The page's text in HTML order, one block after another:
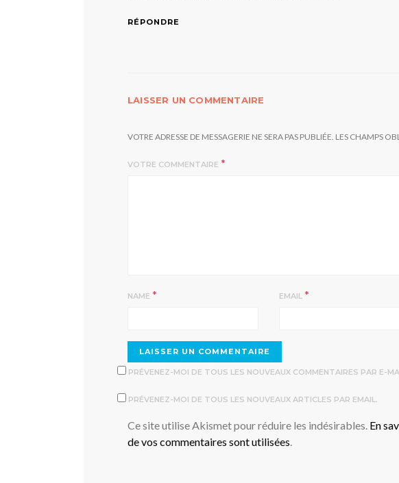
RÉPONDRE
LAISSER UN COMMENTAIRE
VOTRE ADRESSE DE MESSAGERIE NE SERA PAS PUBLIÉE. LES CHAMPS
VOTRE COMMENTAIRE *
NAME * EMAIL *
PRÉVENEZ-MOI DE TOUS LES NOUVEAUX COMMENTAIRES PAR E-
PRÉVENEZ-MOI DE TOUS LES NOUVEAUX ARTICLES PAR EMAIL.
Ce site utilise Akismet pour réduire les indésirables. En
de vos commentaires sont utilisées.